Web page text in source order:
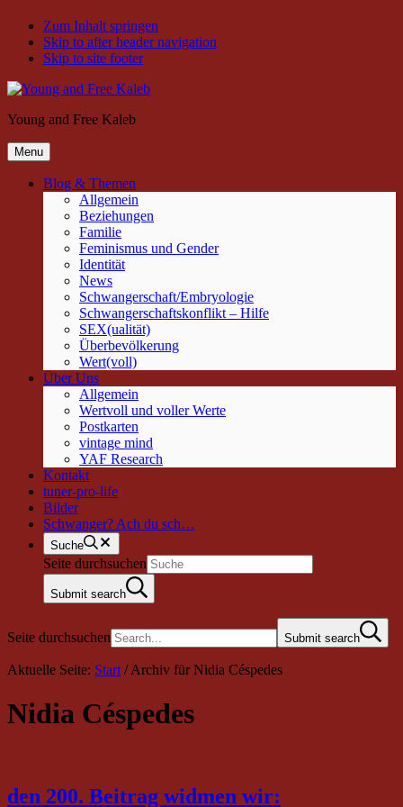
Zum Inhalt springen
Skip to after header navigation
Skip to site footer
Young and Free Kaleb
Menu
Blog & Themen
Allgemein
Beziehungen
Familie
Feminismus und Gender
Identität
News
Schwangerschaft/Embryologie
Schwangerschaftskonflikt – Hilfe
SEX(ualität)
Überbevölkerung
Wert(voll)
Über Uns
Allgemein
Wertvoll und voller Werte
Postkarten
vintage mind
YAF Research
Kontakt
tuner-pro-life
Bilder
Schwanger? Ach du sch…
Suche
Seite durchsuchen
Submit search
Seite durchsuchen Submit search
Aktuelle Seite: Start /Archiv für Nidia Céspedes
Nidia Céspedes
den 200. Beitrag widmen wir: